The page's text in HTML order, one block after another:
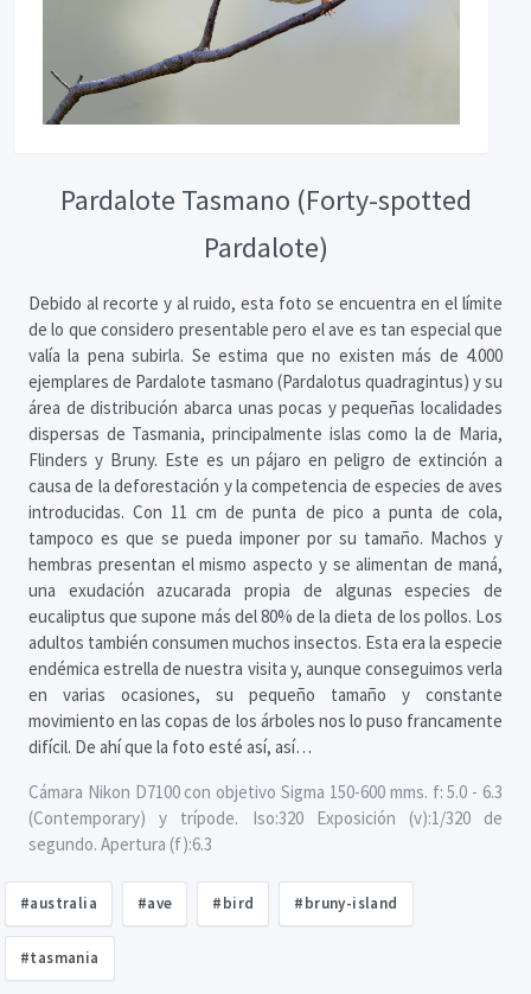
Pardalote Tasmano (Forty-spotted
Pardalote)
Debido al recorte y al ruido, esta foto se encuentra en el límite
de lo que considero presentable pero el ave es tan especial que
valía la pena subirla. Se estima que no existen más de 4.000
ejemplares de Pardalote tasmano (Pardalotus quadragintus) y su
área de distribución abarca unas pocas y pequeñas localidades
dispersas de Tasmania, principalmente islas como la de Maria,
Flinders y Bruny. Este es un pájaro en peligro de extinción a
causa de la deforestación y la competencia de especies de aves
introducidas. Con 11 cm de punta de pico a punta de cola,
tampoco es que se pueda imponer por su tamaño. Machos y
hembras presentan el mismo aspecto y se alimentan de maná,
una exudación azucarada propia de algunas especies de
eucaliptus que supone más del 80% de la dieta de los pollos. Los
adultos también consumen muchos insectos. Esta era la especie
endémica estrella de nuestra visita y, aunque conseguimos verla
en varias ocasiones, su pequeño tamaño y constante
movimiento en las copas de los árboles nos lo puso francamente
difícil. De ahí que la foto esté así, así…
Cámara Nikon D7100 con objetivo Sigma 150-600 mms. f: 5.0 - 6.3
(Contemporary) y trípode. Iso:320 Exposición (v):1/320 de
segundo. Apertura (f):6.3
#australia #ave #bird #bruny-island
#tasmania